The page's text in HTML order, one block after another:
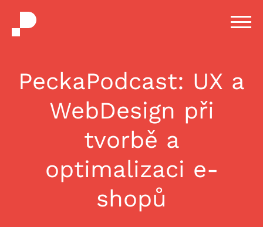
PeckaPodcast: UX a
WebDesign při
tvorbě a
optimalizaci e-
shopů